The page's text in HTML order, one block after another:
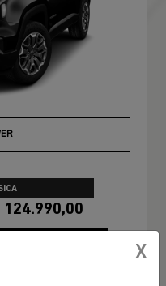
124.990,00
X